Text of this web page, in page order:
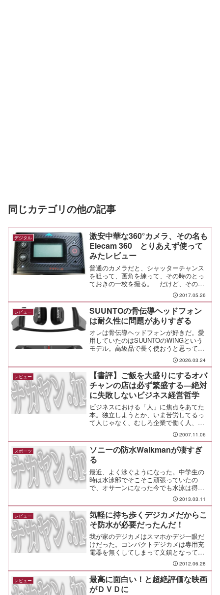
同じカテゴリの他の記事
デジタル
激安中華な360°カメラ、その名も
Elecam 360 とりあえず使って
みたレビュー
普通のカメラだと、シャッターチャンス
を狙って、画角を練って、その時のとっ
ておきの一枚を撮る。 だけど、その場
の雰囲気を残したくて360°カメラを買っ
たので、充電している間に梱包から出し
たり、自転車のヘルメットに取り付けた
りしたのが前回の開梱...
2017.05.26
レビュー
SUUNTOの骨伝導ヘッドフォン
は耐久性に問題がありすぎる
オレは骨伝導ヘッドフォンが好きだ。愛
用していたのはSUUNTOのWINGという
モデル。高級品で長く使おうと思ってい
たんだがな。壊れてしまったよ。さらに
残念なのは、修理できない機種なんだっ
てさ。新しいのを買えだとよ。あぁ、無
念。
2026.03.24
レビュー
【書評】ご飯を大盛りにするオバ
チャンの店は必ず繁盛する―絶対
に失敗しないビジネス経営哲学
ビジネスにおける「人」に焦点をあてた
本。独立しようとか、いま苦労してるっ
て人じゃなく、むしろ企業で働く人、部
下を持つ人に勧めたい。それは、氏のビ
ジネスはあくまでも副業であるから。
2007.11.06
スポーツ
ソニーの防水Walkmanが凄すぎ
る
最近、よく泳ぐようになった。中学生の
時は水泳部でそこそこ頑張っていたの
で、オサーンになった今でも水泳は得意
だし、やっぱり大好きだ。そんなオレが
待ち望んだ製品が出た。ヘッドホン一体
型のソニーのWalkmanなんだが、な、
な、なんと、防水仕様で...
2013.03.11
レビュー
気軽に持ち歩くデジカメだからこ
そ防水が必要だったんだ！
我が家のデジカメはスマホかデジ一眼だ
けだった。コンパクトデジカメは専用充
電器を無くしてしまって文鎮となってい
る有様だったので、今回の旅行に合わせ
て防水デジカメを買った。だってさ、気
軽にこんな写真を撮りたいじゃん！
2012.06.28
レビュー
最高に面白い！と超絶評価な映画
がＤＶＤに